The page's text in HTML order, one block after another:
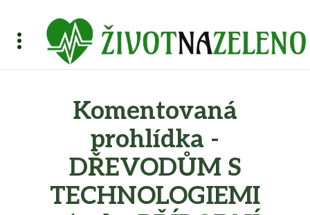
Komentovaná
prohlídka -
DŘEVODŮM S
TECHNOLOGIEMI